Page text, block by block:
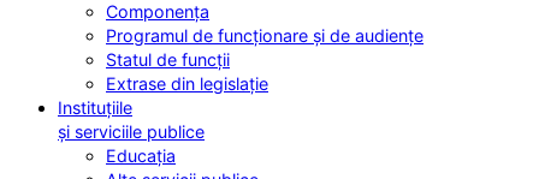
Componența
Programul de funcționare și de audiențe
Statul de funcții
Extrase din legislație
Instituțiile
și serviciile publice
Educația